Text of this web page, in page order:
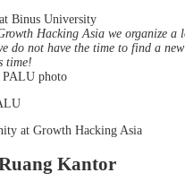
Binus University
Hacking Asia we organize a
do not have the time to find a
time!
at Growth Hacking Asia
Kantor